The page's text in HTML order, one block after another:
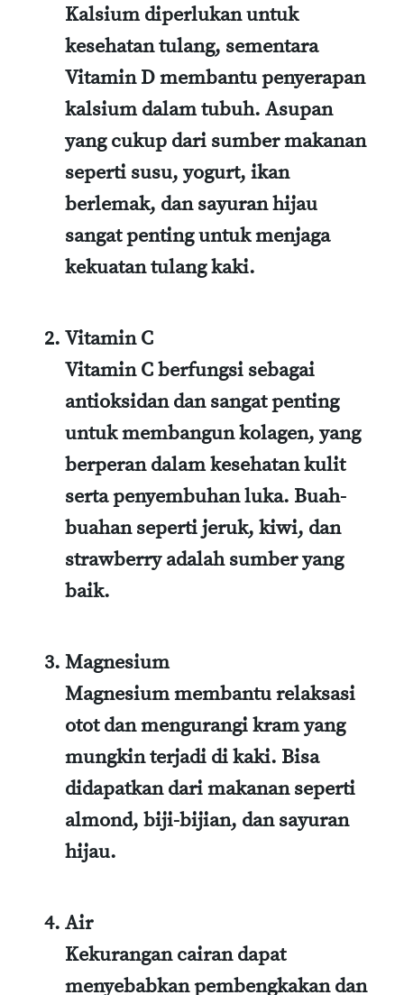
Kalsium diperlukan untuk
kesehatan tulang, sementara
Vitamin D membantu penyerapan
kalsium dalam tubuh. Asupan
yang cukup dari sumber makanan
seperti susu, yogurt, ikan
berlemak, dan sayuran hijau
sangat penting untuk menjaga
kekuatan tulang kaki.
Vitamin C
Vitamin C berfungsi sebagai
antioksidan dan sangat penting
untuk membangun kolagen, yang
berperan dalam kesehatan kulit
serta penyembuhan luka. Buah-
buahan seperti jeruk, kiwi, dan
strawberry adalah sumber yang
baik.
Magnesium
Magnesium membantu relaksasi
otot dan mengurangi kram yang
mungkin terjadi di kaki. Bisa
didapatkan dari makanan seperti
almond, biji-bijian, dan sayuran
hijau.
Air
Kekurangan cairan dapat
menyebabkan pembengkakan dan